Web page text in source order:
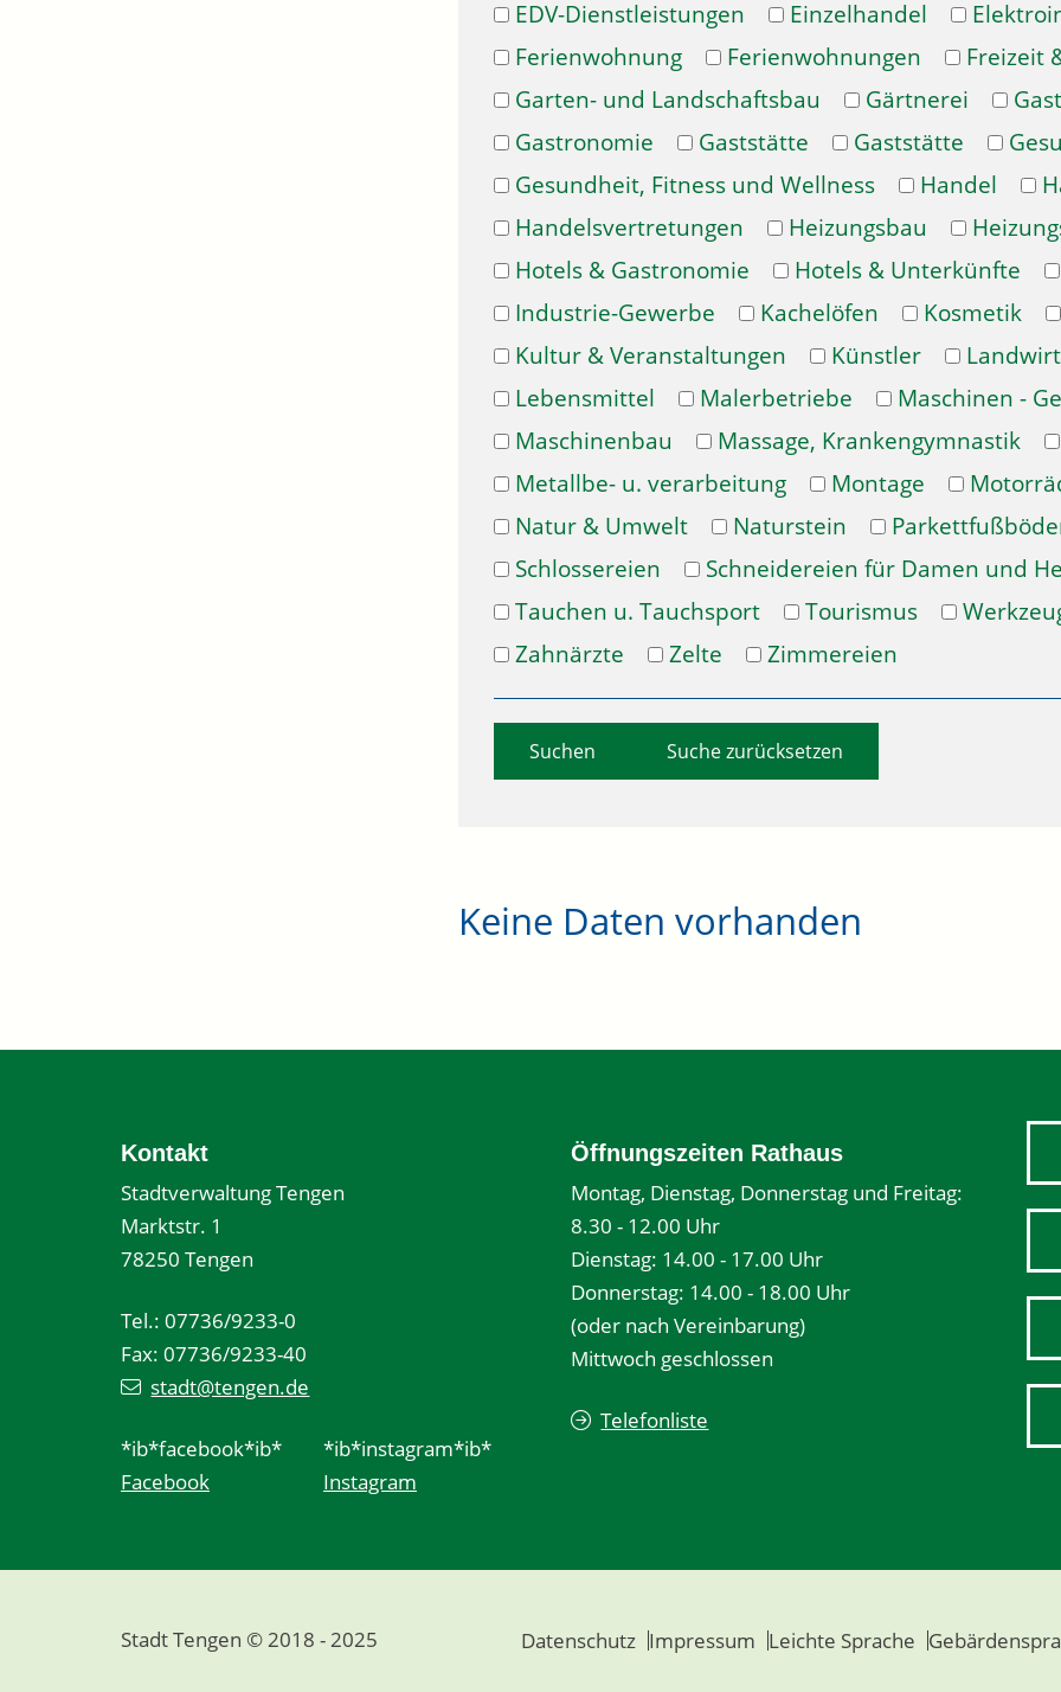
EDV-Dienstleistungen
Einzelhandel
Ferienwohnung
Ferienwohnungen Freizeit
Garten- und Landschaftsbau
Gärtnerei
Gastronomie
Gaststätte Gaststätte
Gesundheit, Fitness und Wellness
Handel
Handelsvertretungen
Heizungsbau
Hotels & Gastronomie
Hotels & Unterkünfte
Industrie-Gewerbe
Kachelöfen Kosmetik
Kultur & Veranstaltungen
Künstler
Lebensmittel
Malerbetriebe
Maschinen -
Maschinenbau
Massage, Krankengymnastik
Metallbe- u. verarbeitung
Montage
Natur & Umwelt
Naturstein
Schlossereien
Schneidereien für Damen und
Tauchen u. Tauchsport
Tourismus
Zahnärzte
Zelte Zimmereien
Suche zurücksetzen
Keine Daten vorhanden
Kontakt
Stadtverwaltung Tengen
Marktstr. 1
78250 Tengen
Tel.: 07736/9233-0
Fax: 07736/9233-40
stadt@tengen.de
*ib*facebook*ib*
Facebook
*ib*instagram*ib*
Instagram
Öffnungszeiten Rathaus
Montag, Dienstag, Donnerstag und Freitag:
8.30 - 12.00 Uhr
Dienstag: 14.00 - 17.00 Uhr
Donnerstag: 14.00 - 18.00 Uhr
(oder nach Vereinbarung)
Mittwoch geschlossen
Telefonliste
Stadt Tengen © 2018 - 2025 Datenschutz Impressum Leichte Sprache